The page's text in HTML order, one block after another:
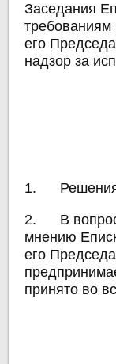
Заседания
требованиям
его
надзор за
1. Решения
2. В
мнению
его
принято во